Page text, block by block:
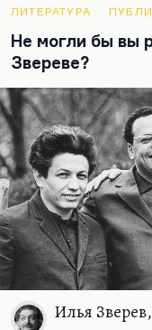
ЛИТЕРАТУРА
Не могли бы вы
Звереве?
Илья